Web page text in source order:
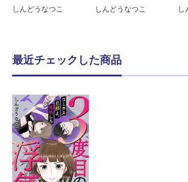
しんどうなつこ
しんどうなつこ
し
最近チェックした商品